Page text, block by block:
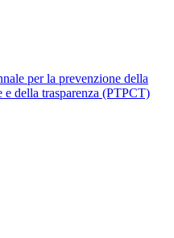
per la prevenzione della
e della trasparenza (PTPCT)